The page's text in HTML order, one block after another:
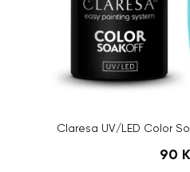
Claresa UV/LED Color
90